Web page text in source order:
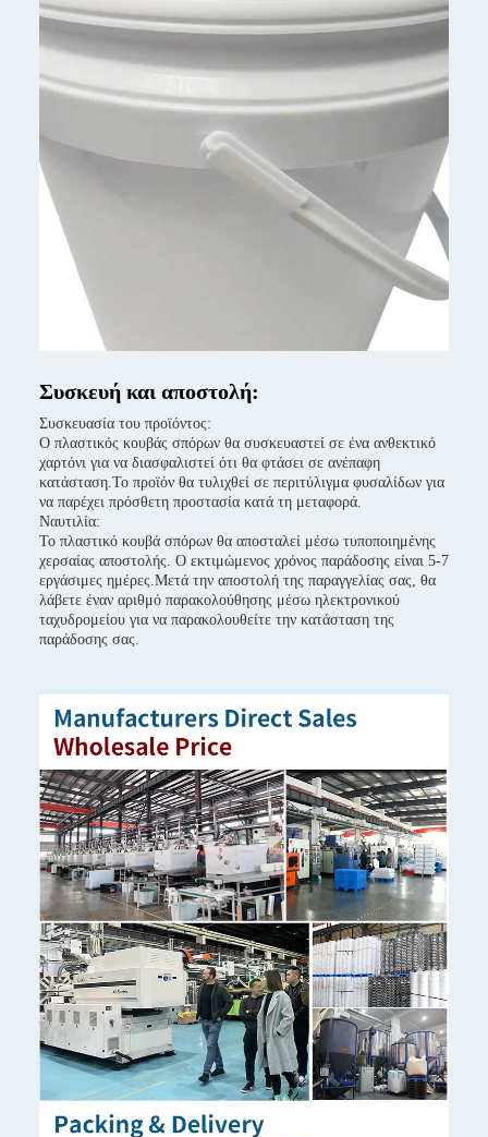
Συσκευή και αποστολή:
Συσκευασία του προϊόντος:
Ο πλαστικός κουβάς σπόρων θα συσκευαστεί σε ένα ανθεκτικό
χαρτόνι για να διασφαλιστεί ότι θα φτάσει σε ανέπαφη
κατάσταση.Το προϊόν θα τυλιχθεί σε περιτύλιγμα φυσαλίδων για
να παρέχει πρόσθετη προστασία κατά τη μεταφορά.
Ναυτιλία:
Το πλαστικό κουβά σπόρων θα αποσταλεί μέσω τυποποιημένης
χερσαίας αποστολής. Ο εκτιμώμενος χρόνος παράδοσης είναι 5-7
εργάσιμες ημέρες.Μετά την αποστολή της παραγγελίας σας, θα
λάβετε έναν αριθμό παρακολούθησης μέσω ηλεκτρονικού
ταχυδρομείου για να παρακολουθείτε την κατάσταση της
παράδοσης σας.